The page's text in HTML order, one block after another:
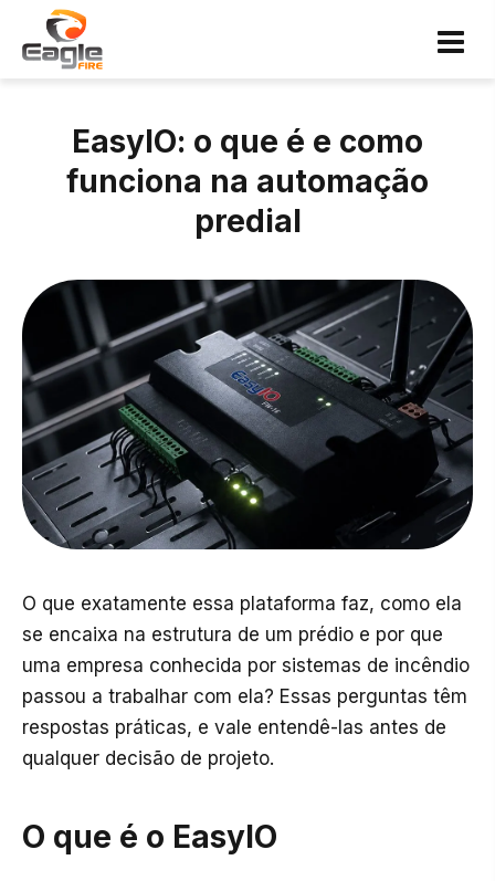
EasyIO: o que é e como
funciona na automação
predial
O que exatamente essa plataforma faz, como ela
se encaixa na estrutura de um prédio e por que
uma empresa conhecida por sistemas de incêndio
passou a trabalhar com ela? Essas perguntas têm
respostas práticas, e vale entendê-las antes de
qualquer decisão de projeto.
O que é o EasyIO